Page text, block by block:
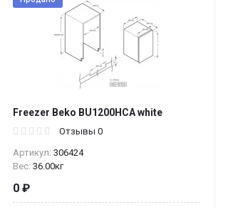
Freezer Beko BU1200HCA white
Отзывы 0
Артикул: 306424
Вес: 36.00кг
0 ₽